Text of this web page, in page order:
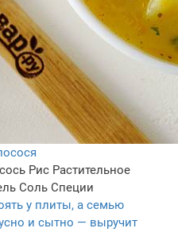
Рис Растительное
Соль Специи
у плиты, а семью
и сытно — выручит